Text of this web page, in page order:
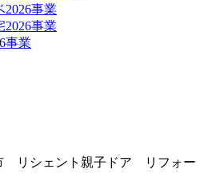
2026事業
2026事業
事業
リシェント親子ドア リフォー